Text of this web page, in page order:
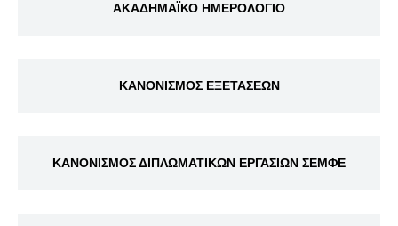
ΑΚΑΔΗΜΑΪΚΟ ΗΜΕΡΟΛΟΓΙΟ
ΚΑΝΟΝΙΣΜΟΣ ΕΞΕΤΑΣΕΩΝ
ΚΑΝΟΝΙΣΜΟΣ ΔΙΠΛΩΜΑΤΙΚΩΝ ΕΡΓΑΣΙΩΝ ΣΕΜΦΕ